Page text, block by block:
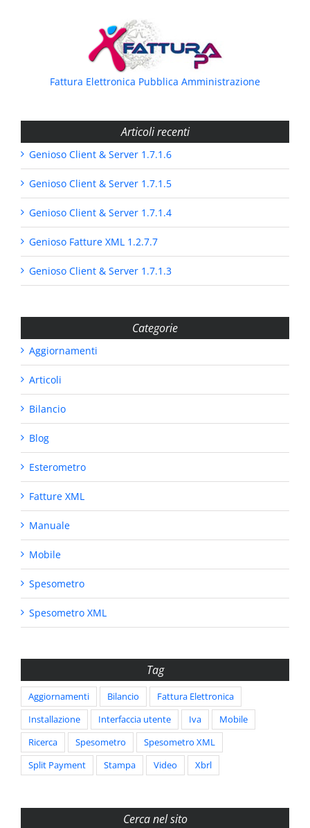
Fattura Elettronica Pubblica Amministrazione
Articoli recenti
Genioso Client & Server 1.7.1.6
Genioso Client & Server 1.7.1.5
Genioso Client & Server 1.7.1.4
Genioso Fatture XML 1.2.7.7
Genioso Client & Server 1.7.1.3
Categorie
Aggiornamenti
Articoli
Bilancio
Blog
Esterometro
Fatture XML
Manuale
Mobile
Spesometro
Spesometro XML
Tag
Aggiornamenti Bilancio
Fattura Elettronica
Installazione
Interfaccia utente Iva
Mobile
Ricerca
Spesometro
Spesometro XML
Split Payment
Stampa Video Xbrl
Cerca nel sito